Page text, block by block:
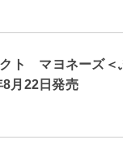
ト マヨネーズ＜
月22日発売